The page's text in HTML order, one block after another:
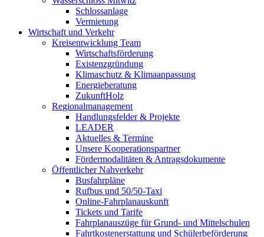
Schlossanlage
Vermietung
Wirtschaft und Verkehr
Kreisentwicklung Team
Wirtschaftsförderung
Existenzgründung
Klimaschutz & Klimaanpassung
Energieberatung
ZukunftHolz
Regionalmanagement
Handlungsfelder & Projekte
LEADER
Aktuelles & Termine
Unsere Kooperationspartner
Fördermodalitäten & Antragsdokumente
Öffentlicher Nahverkehr
Busfahrpläne
Rufbus und 50/50-Taxi
Online-Fahrplanauskunft
Tickets und Tarife
Fahrplanauszüge für Grund- und Mittelschulen
Fahrtkostenerstattung und Schülerbeförderung